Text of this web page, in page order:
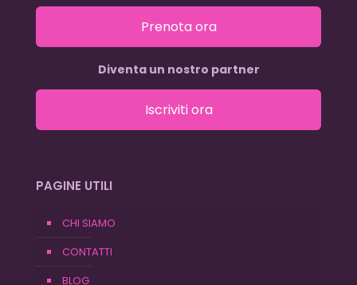
Prenota ora
Diventa un nostro partner
Iscriviti ora
PAGINE UTILI
CHI SIAMO
CONTATTI
BLOG